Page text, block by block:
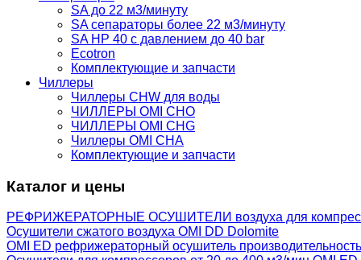
SA до 22 м3/минуту
SA сепараторы более 22 м3/минуту
SA HP 40 с давлением до 40 bar
Ecotron
Комплектующие и запчасти
Чиллеры
Чиллеры CHW для воды
ЧИЛЛЕРЫ OMI CHO
ЧИЛЛЕРЫ OMI CHG
Чиллеры OMI CHA
Комплектующие и запчасти
Каталог и цены
РЕФРИЖЕРАТОРНЫЕ ОСУШИТЕЛИ воздуха для
Осушители сжатого воздуха OMI DD Dolomite
OMI ED рефрижераторный осушитель